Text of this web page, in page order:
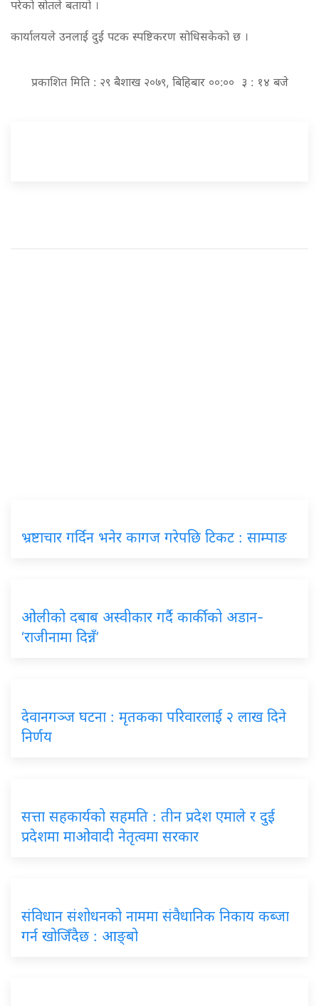
परेको स्रोतले बतायो ।
कार्यालयले उनलाई दुई पटक स्पष्टिकरण सोधिसकेको छ ।
प्रकाशित मिति : २९ बैशाख २०७९, बिहिबार ००:०० ३ : १४ बजे
भ्रष्टाचार गर्दिन भनेर कागज गरेपछि टिकट : साम्पाङ
ओलीको दबाब अस्वीकार गर्दै कार्कीको अडान-
‘राजीनामा दिन्नँ’
देवानगञ्ज घटना : मृतकका परिवारलाई २ लाख दिने
निर्णय
सत्ता सहकार्यको सहमति : तीन प्रदेश एमाले र दुई
प्रदेशमा माओवादी नेतृत्वमा सरकार
संविधान संशोधनको नाममा संवैधानिक निकाय कब्जा
गर्न खोजिँदैछ : आङ्बो